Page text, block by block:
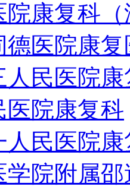
院康复科
德医院康
人民医院
医院康复科
人民医院
学院附属